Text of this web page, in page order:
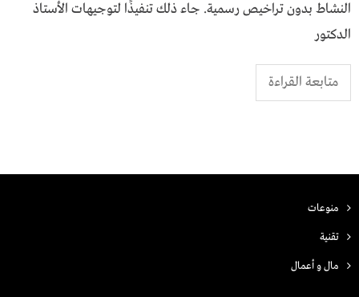
النشاط بدون تراخيص رسمية. جاء ذلك تنفيذًا لتوجيهات الأستاذ
الدكتور
متابعة القراءة
منوعات
تقنية
مال و أعمال